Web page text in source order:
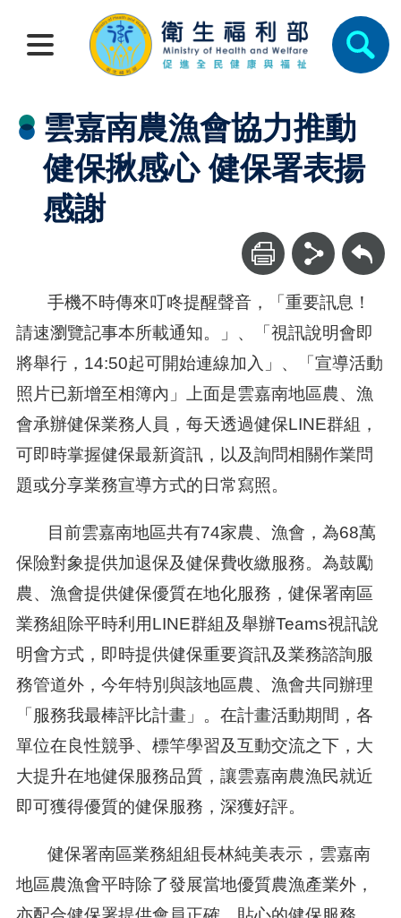
雲嘉南農漁會協力推動
健保揪感心 健保署表揚
感謝
回上一頁
手機不時傳來叮咚提醒聲音，「重要訊息！
請速瀏覽記事本所載通知。」、「視訊說明會即
將舉行，14:50起可開始連線加入」、「宣導活動
照片已新增至相簿內」上面是雲嘉南地區農、漁
會承辦健保業務人員，每天透過健保LINE群組，
可即時掌握健保最新資訊，以及詢問相關作業問
題或分享業務宣導方式的日常寫照。
目前雲嘉南地區共有74家農、漁會，為68萬
保險對象提供加退保及健保費收繳服務。為鼓勵
農、漁會提供健保優質在地化服務，健保署南區
業務組除平時利用LINE群組及舉辦Teams視訊說
明會方式，即時提供健保重要資訊及業務諮詢服
務管道外，今年特別與該地區農、漁會共同辦理
「服務我最棒評比計畫」。在計畫活動期間，各
單位在良性競爭、標竿學習及互動交流之下，大
大提升在地健保服務品質，讓雲嘉南農漁民就近
即可獲得優質的健保服務，深獲好評。
健保署南區業務組組長林純美表示，雲嘉南
地區農漁會平時除了發展當地優質農漁產業外，